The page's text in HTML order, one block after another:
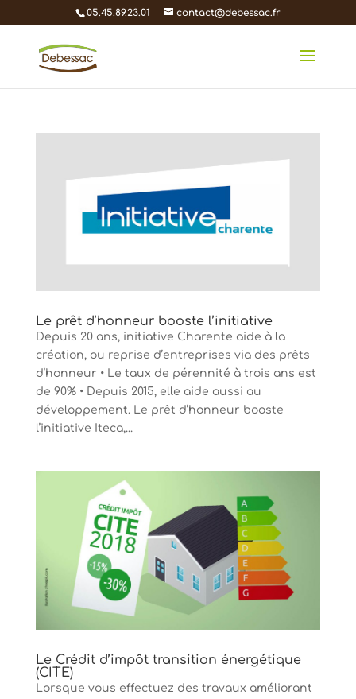
05.45.89.23.01 contact@debessac.fr
Le prêt d’honneur booste l’initiative
Depuis 20 ans, initiative Charente aide à la
création, ou reprise d’entreprises via des prêts
d’honneur • Le taux de pérennité à trois ans est
de 90% • Depuis 2015, elle aide aussi au
développement. Le prêt d’honneur booste
l’initiative Iteca,...
Le Crédit d’impôt transition énergétique
(CITE)
Lorsque vous effectuez des travaux améliorant